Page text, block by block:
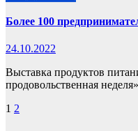
Более 100
24.10.2022
Выставка продуктов
продовольственная
Пагинация
1 2